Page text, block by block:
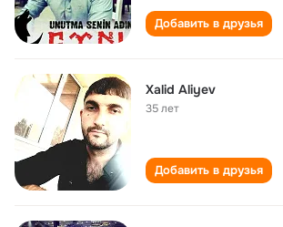
Добавить в друзья
Xalid Aliyev
35 лет
Добавить в друзья